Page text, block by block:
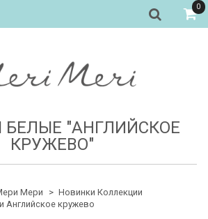
0
БЕЛЫЕ "АНГЛИЙСКОЕ
КРУЖЕВО"
Мери
Новинки Коллекции
Английское кружево